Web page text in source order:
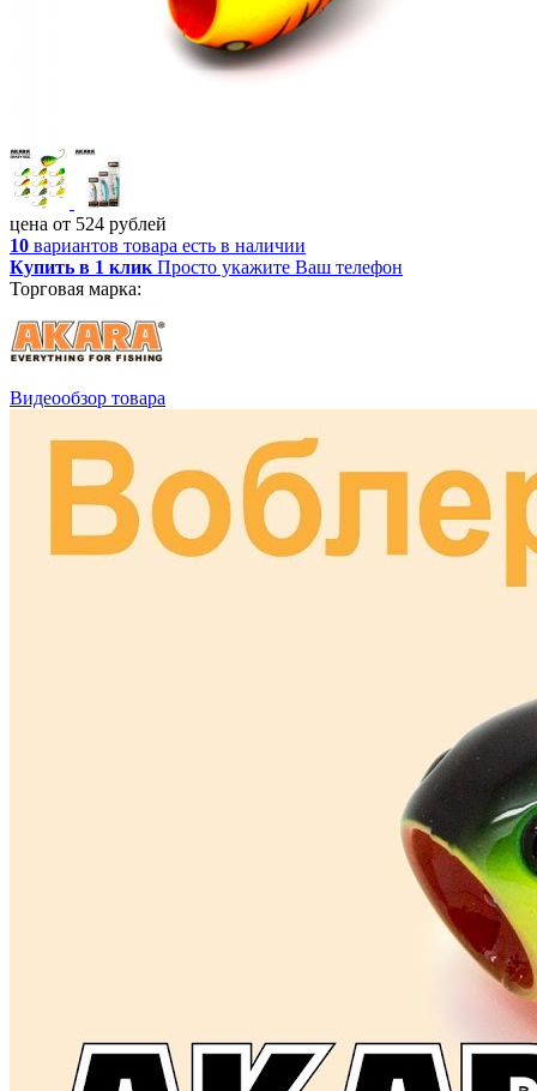
цена от 524 рублей
10 вариантов товара есть в наличии
Купить в 1 клик Просто укажите Ваш телефон
Торговая марка:
Видеообзор товара